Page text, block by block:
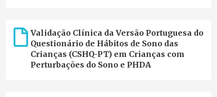
Validação Clínica da Versão Portuguesa do
Questionário de Hábitos de Sono das
Crianças (CSHQ-PT) em Crianças com
Perturbações do Sono e PHDA